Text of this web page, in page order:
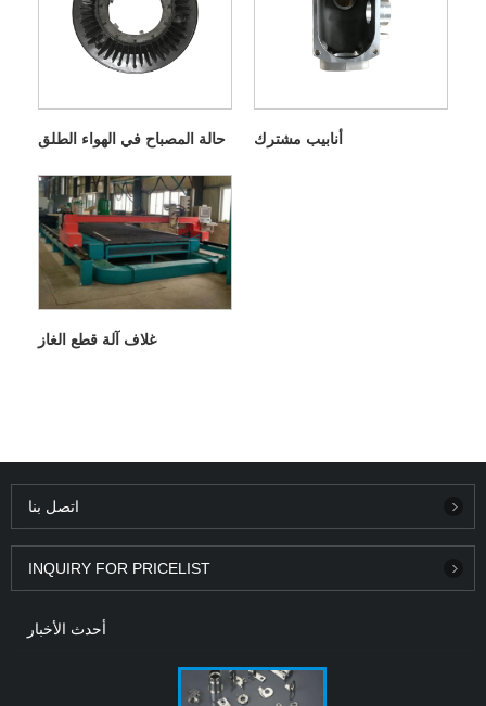
حالة المصباح في الهواء الطلق أنابيب مشترك
غلاف آلة قطع الغاز
اتصل بنا
INQUIRY FOR PRICELIST
أحدث الأخبار